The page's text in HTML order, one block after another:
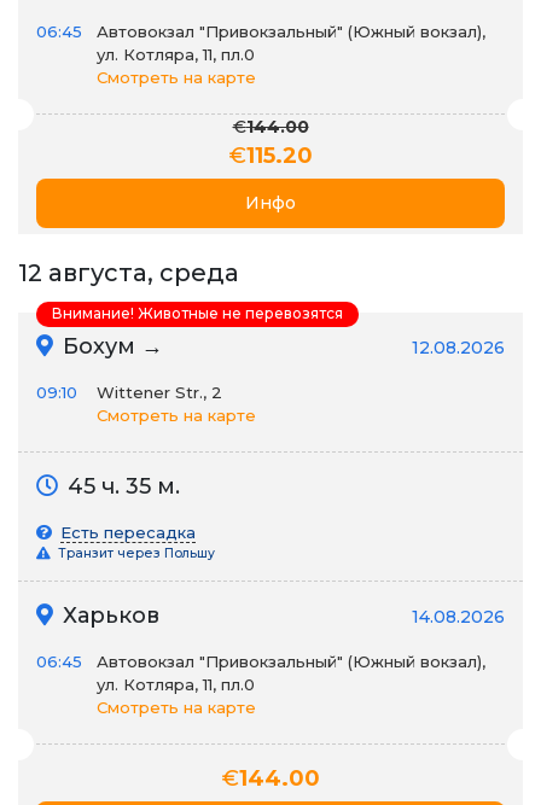
06:45
Автовокзал "Привокзальный" (Южный вокзал),
ул. Котляра, 11, пл.0
Смотреть на карте
€144.00
€115.20
Инфо
12 августа, среда
Бохум → 12.08.2026
09:10
Wittener Str., 2
Смотреть на карте
45 ч. 35 м.
Есть пересадка
Транзит через Польшу
Харьков 14.08.2026
06:45
Автовокзал "Привокзальный" (Южный вокзал),
ул. Котляра, 11, пл.0
Смотреть на карте
€144.00
Внимание! Животные не перевозятся